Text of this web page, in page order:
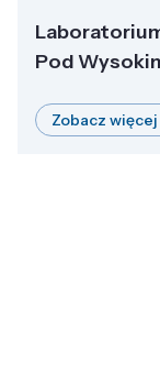
Pod
Zobacz więcej